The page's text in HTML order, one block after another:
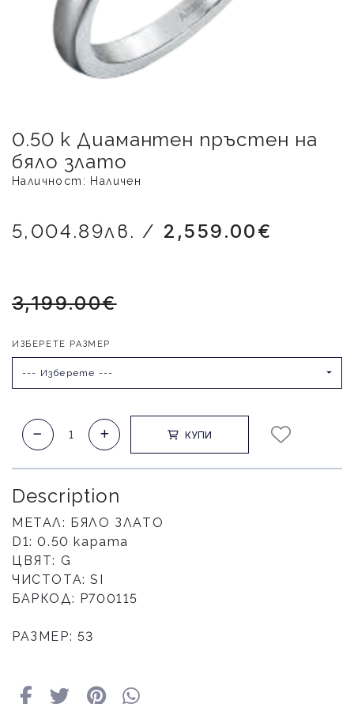
0.50 k Диамантен пръстен на
бяло злато
Наличност: Наличен
5,004.89лв. / 2,559.00€
3,199.00€
ИЗБЕРЕТЕ РАЗМЕР
--- Изберете ---
КУПИ
Description
МЕТАЛ: БЯЛО ЗЛАТО
D1: 0.50 карата
ЦВЯТ: G
ЧИСТОТА: SI
БАРКОД: Р700115
РАЗМЕР: 53